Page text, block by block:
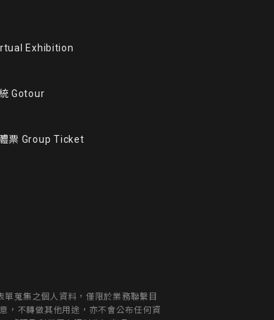
Exhibition
Gotour
票 Group Ticket
蒐集之個人資料，僅限於業務聯繫目
，不轉做其他用途，亦不會公布任何資